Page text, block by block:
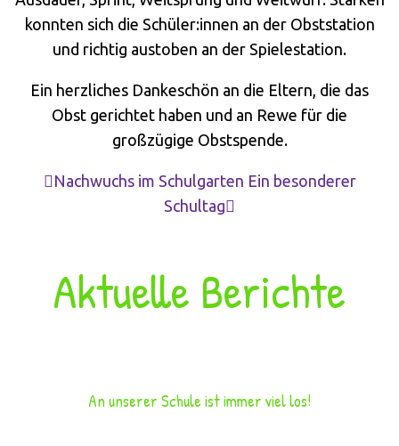
konnten sich die Schüler:innen an der Obststation
und richtig austoben an der Spielestation.
Ein herzliches Dankeschön an die Eltern, die das
Obst gerichtet haben und an Rewe für die
großzügige Obstspende.
Nachwuchs im Schulgarten Ein besonderer
Schultag
Aktuelle Berichte
An unserer Schule ist immer viel los!